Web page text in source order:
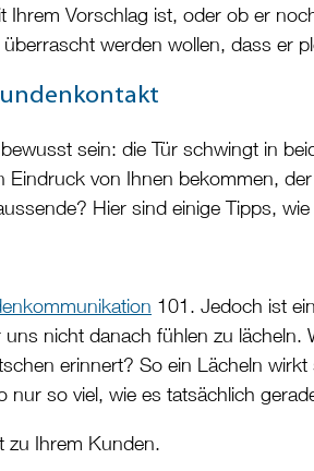
Ihrem Vorschlag ist, oder ob er
werden wollen, dass er
sein: die Tür schwingt in
von Ihnen bekommen,
Hier sind einige Tipps,
101. Jedoch ist
nicht danach fühlen zu
erinnert? So ein Lächeln
nur so viel, wie es tatsächlich
zu Ihrem Kunden.